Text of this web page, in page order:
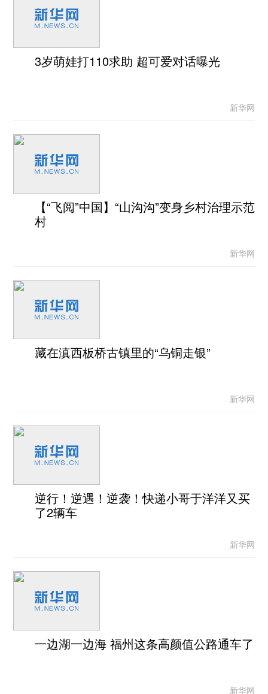
3岁萌娃打110求助 超可爱对话曝光
新华网
【“飞阅”中国】“山沟沟”变身乡村治理示范
村
新华网
藏在滇西板桥古镇里的“乌铜走银”
新华网
逆行！逆遇！逆袭！快递小哥于洋洋又买
了2辆车
新华网
一边湖一边海 福州这条高颜值公路通车了
新华网